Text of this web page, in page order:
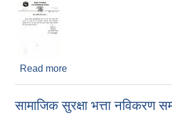
Read more
सामाजिक सुरक्षा भत्ता नविकरण